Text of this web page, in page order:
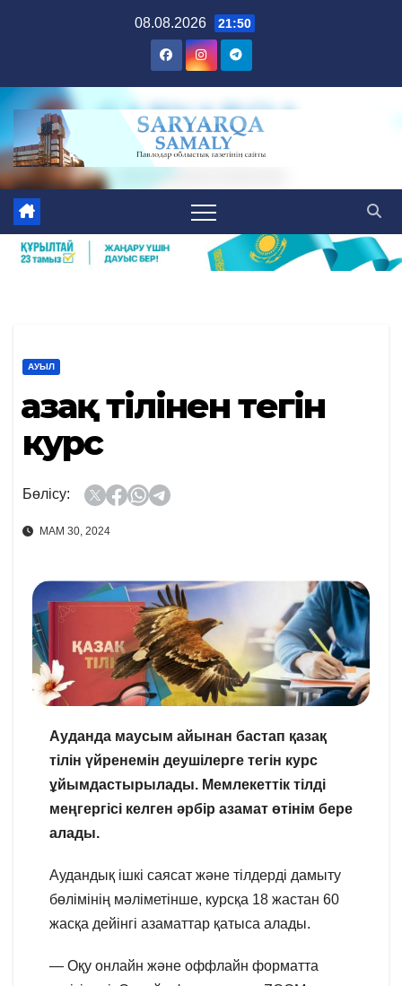
08.08.2026 21:50
АУЫЛ
Қазақ тілінен тегін
курс
Бөлісу:
МАМ 30, 2024
Ауданда маусым айынан бастап қазақ
тілін үйренемін деушілерге тегін курс
ұйымдастырылады. Мемлекеттік тілді
меңгергісі келген әрбір азамат өтінім бере
алады.
Аудандық ішкі саясат және тілдерді дамыту
бөлімінің мәліметінше, курсқа 18 жастан 60
жасқа дейінгі азаматтар қатыса алады.
— Оқу онлайн және оффлайн форматта